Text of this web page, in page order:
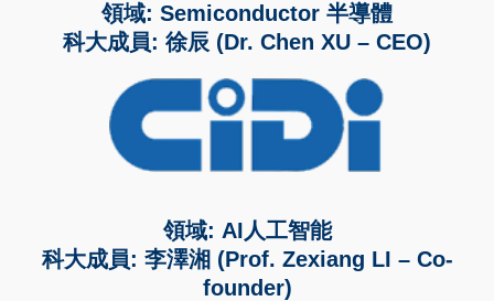
領域: Semiconductor 半導體
科大成員: 徐辰 (Dr. Chen XU – CEO)
領域: AI人工智能
科大成員: 李澤湘 (Prof. Zexiang LI – Co-
founder)